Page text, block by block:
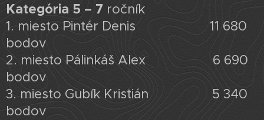
Kategória 5 – 7 ročník
1. miesto Pintér Denis 11 680
bodov
2. miesto Pálinkáš Alex 6 690
bodov
3. miesto Gubík Kristián 5 340
bodov